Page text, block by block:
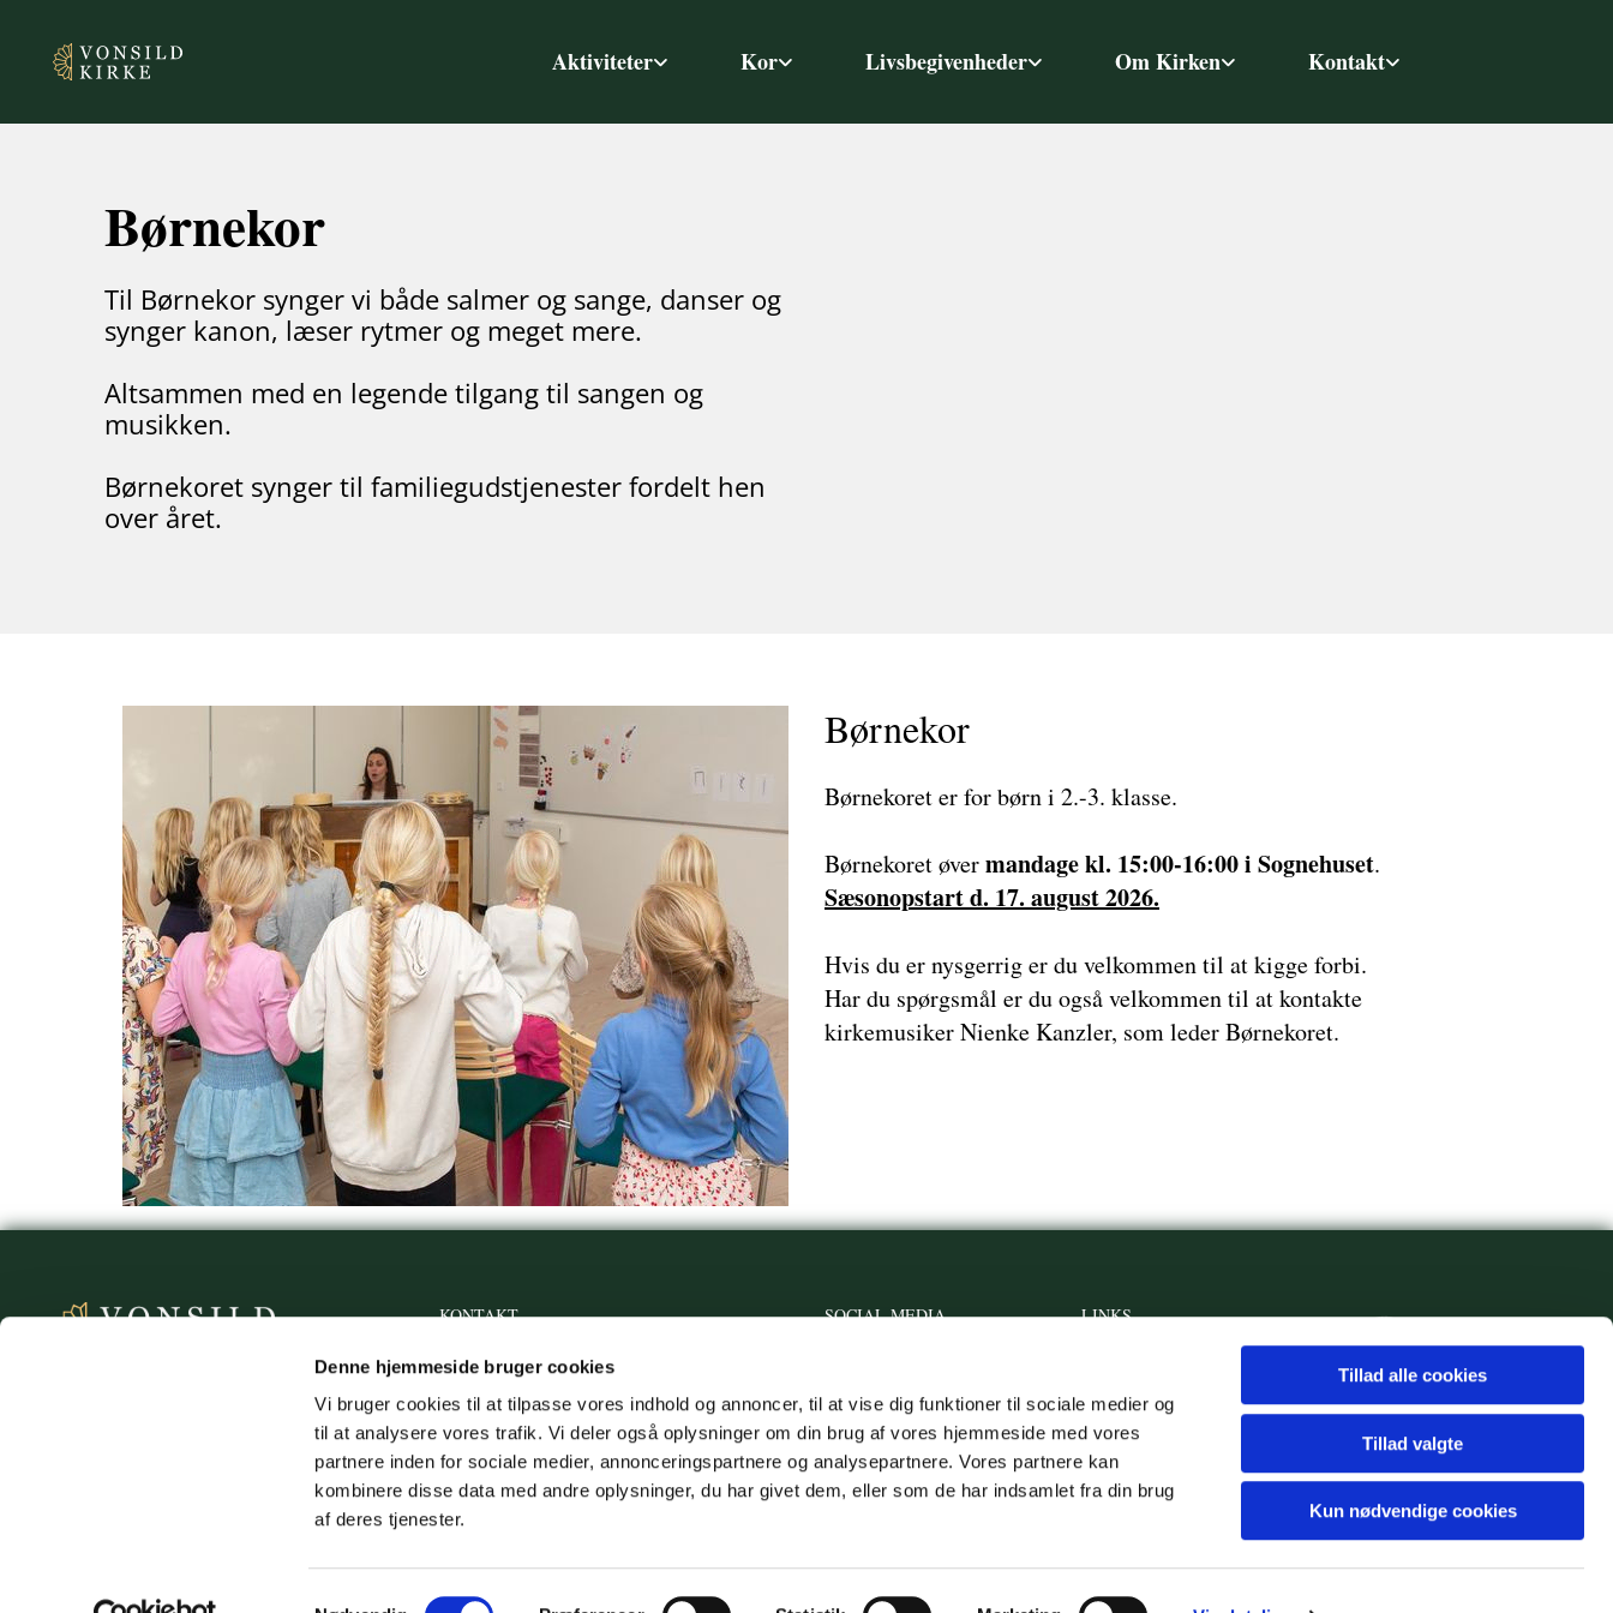
Denne hjemmeside bruger cookies
Vi bruger cookies til at tilpasse vores indhold og annoncer, til at vise dig funktioner til sociale medier og
til at analysere vores trafik. Vi deler også oplysninger om din brug af vores hjemmeside med vores
partnere inden for sociale medier, annonceringspartnere og analysepartnere. Vores partnere kan
kombinere disse data med andre oplysninger, du har givet dem, eller som de har indsamlet fra din brug
af deres tjenester.
Samtykkevalg
Tillad alle cookies
Tillad valgte
Kun nødvendige cookies
Aktiviteter Kor Livsbegivenheder Om Kirken Kontakt
Børnekor
Til Børnekor synger vi både salmer og sange, danser og
synger kanon, læser rytmer og meget mere.
Altsammen med en legende tilgang til sangen og
musikken.
Børnekoret synger til familiegudstjenester fordelt hen
over året.
Børnekor
Børnekoret er for børn i 2.-3. klasse.
Børnekoret øvermandage kl. 15:00-16:00 i Sognehuset.
Sæsonopstart d. 17. august 2026.
Hvis du er nysgerrig er du velkommen til at kigge forbi.
Har du spørgsmål er du også velkommen til at kontakte
kirkemusiker Nienke Kanzler, som leder Børnekoret.
KONTAKT
vonsild.sogn@km.dk
CVR. 21074810
SOCIAL MEDIA
Instagram
LINKS
Tilgængelighedserklæring
Sikker